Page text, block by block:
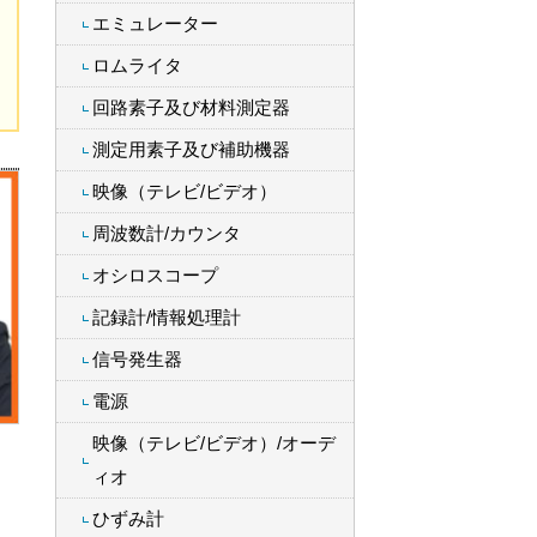
エミュレーター
ロムライタ
回路素子及び材料測定器
測定用素子及び補助機器
映像（テレビ/ビデオ）
周波数計/カウンタ
オシロスコープ
記録計/情報処理計
信号発生器
電源
映像（テレビ/ビデオ）/オーデ
ィオ
ひずみ計